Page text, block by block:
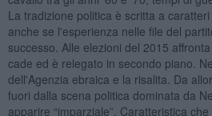
La tradizione politica è scritta a
anche se l'esperienza nelle file del
successo. Alle elezioni del 2015
cade ed è relegato in secondo piano.
dell'Agenzia ebraica e la risalita. Da
fuori dalla scena politica dominata da
apparire “imparziale”. Caratteristica